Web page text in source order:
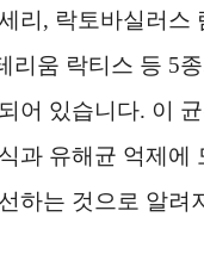
리, 락토바실러스
리움 락티스 등 5
어 있습니다. 이
과 유해균 억제에
하는 것으로 알려